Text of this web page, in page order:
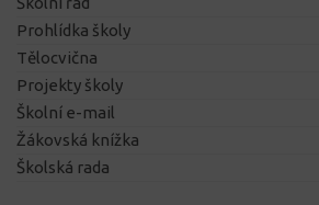
Prohlídka školy
Tělocvična
Projekty školy
Školní e-mail
Žákovská knížka
Školská rada